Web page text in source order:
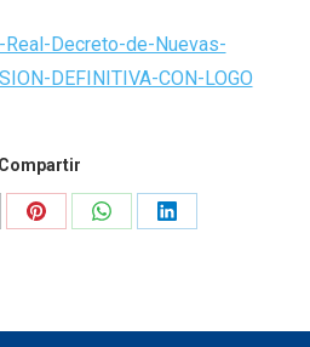
Decreto-de-Nuevas-
DEFINITIVA-CON-LOGO
Compartir
Share
Share
Share